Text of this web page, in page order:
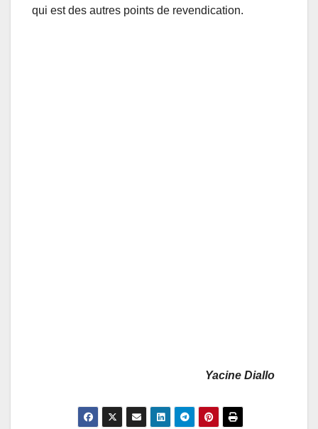
qui est des autres points de revendication.
Yacine Diallo